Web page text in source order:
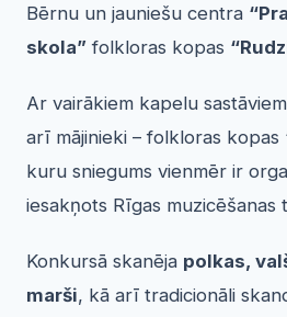
Bērnu un jauniešu centra
skola” folkloras kopas
Ar vairākiem kapelu
arī mājinieki – folkloras kopas
kuru sniegums vienmēr ir
iesakņots Rīgas muzicēšanas
Konkursā skanēja polkas,
marši, kā arī tradicionāli